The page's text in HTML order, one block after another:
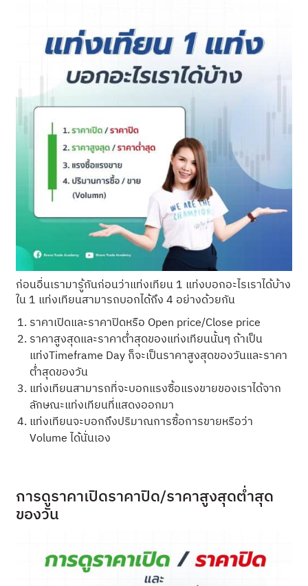
ก่อนอื่นเรามารู้กันก่อนว่าแท่งเทียน 1 แท่งบอกอะไรเราได้บ้าง
ใน 1 แท่งเทียนสามารถบอกได้ถึง 4 อย่างด้วยกัน
ราคาเปิดและราคาปิดหรือ Open price/Close price
ราคาสูงสุดและราคาต่ำสุดของแท่งเทียนนั้นๆ ถ้าเป็น
แท่งTimeframe Day ก็จะเป็นราคาสูงสุดของวันและราคา
ต่ำสุดของวัน
แท่งเทียนสามารถที่จะบอกแรงซื้อแรงขายของเราได้จาก
ลักษณะแท่งเทียนที่แสดงออกมา
แท่งเทียนจะบอกถึงปริมาณการซื้อการขายหรือว่า
Volume ได้นั่นเอง
การดูราคาเปิดราคาปิด/ราคาสูงสุดต่ำสุด
ของวัน